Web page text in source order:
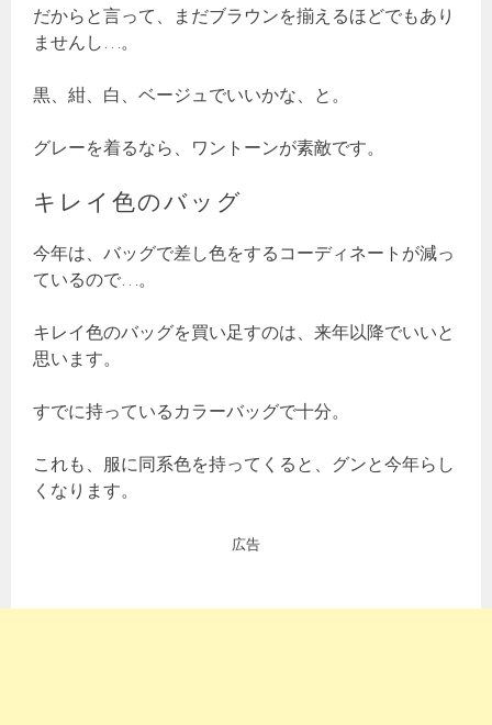
だからと言って、まだブラウンを揃えるほどでもあり
ませんし…。
黒、紺、白、ベージュでいいかな、と。
グレーを着るなら、ワントーンが素敵です。
キレイ色のバッグ
今年は、バッグで差し色をするコーディネートが減っ
ているので…。
キレイ色のバッグを買い足すのは、来年以降でいいと
思います。
すでに持っているカラーバッグで十分。
これも、服に同系色を持ってくると、グンと今年らし
くなります。
広告